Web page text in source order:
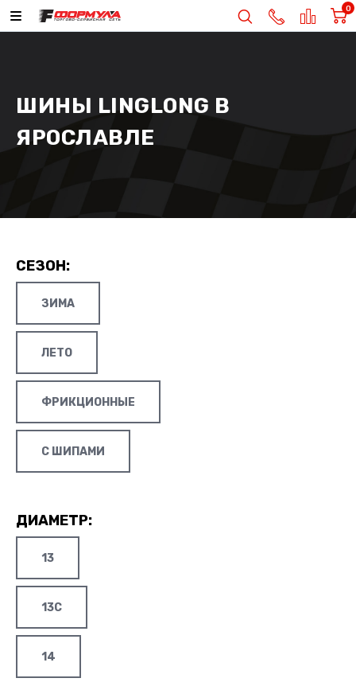
0
ШИНЫ LINGLONG В
ЯРОСЛАВЛЕ
СЕЗОН:
ЗИМА
ЛЕТО
ФРИКЦИОННЫЕ
С ШИПАМИ
ДИАМЕТР:
13
13C
14